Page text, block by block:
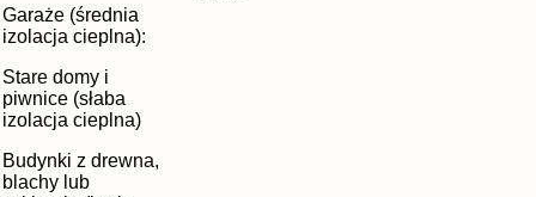
Garaże (średnia
izolacja cieplna):
Stare domy i
piwnice (słaba
izolacja cieplna)
Budynki z drewna,
blachy lub